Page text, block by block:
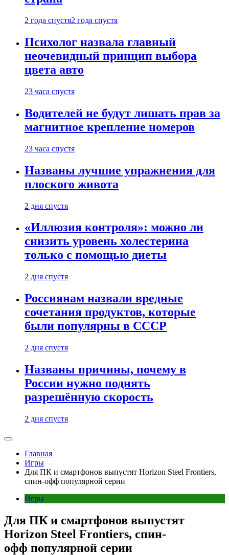
2 года спустя2 года спустя
Психолог назвала главный
неочевидный принцип выбора
цвета авто
23 часа спустя
Водителей не будут лишать прав за
магнитное крепление номеров
23 часа спустя
Названы лучшие упражнения для
плоского живота
2 дня спустя
«Иллюзия контроля»: можно ли
снизить уровень холестерина
только с помощью диеты
2 дня спустя
Россиянам назвали вредные
сочетания продуктов, которые
были популярны в СССР
2 дня спустя
Названы причины, почему в
России нужно поднять
разрешённую скорость
2 дня спустя
Главная
Игры
Для ПК и смартфонов выпустят Horizon Steel Frontiers,
спин-офф популярной серии
Игры
Для ПК и смартфонов выпустят
Horizon Steel Frontiers, спин-
офф популярной серии